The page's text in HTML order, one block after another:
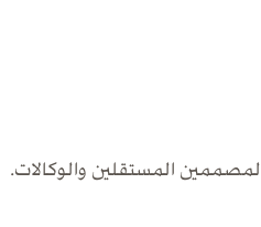
المستقلين والوكالات.